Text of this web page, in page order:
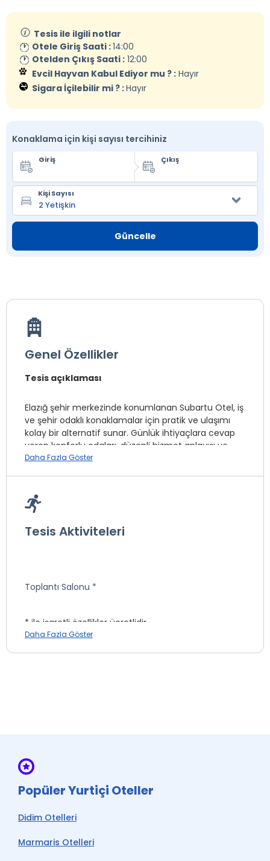
Tesis ile ilgili notlar
Otele Giriş Saati :14:00
Otelden Çıkış Saati : 12:00
Evcil Hayvan Kabul Ediyor mu ? : Hayır
Sigara İçilebilir mi ? :Hayır
Konaklama için kişi sayısı tercihiniz
Giriş Çıkış
Kişi Sayısı
Güncelle
Genel Özellikler
Tesis açıklaması
Elazığ şehir merkezinde konumlanan Subartu Otel, iş
ve şehir odaklı konaklamalar için pratik ve ulaşımı
kolay bir alternatif sunar. Günlük ihtiyaçlara cevap
veren konforlu odaları, düzenli hizmet anlayışı ve
fiyat/performans dengesiyle kısa ve orta süreli
seyahatlerini verimli geçirmek isteyen misafirler için
ideal bir konaklama seçeneğidir.
2010 senesinden beridir Elazığ'da faaliyet gösteren
wifi, minibar ile siz değerli müşterilerimize hizmet
Tesis lokasyon bilgileri
İnternet
Split Klima
Wi-fi
Daha Fazla Göster
Tesis Aktiviteleri
Toplantı Salonu *
* ile işaretli özellikler ücretlidir.
Daha Fazla Göster
Popüler Yurtiçi Oteller
Didim Otelleri
Marmaris Otelleri